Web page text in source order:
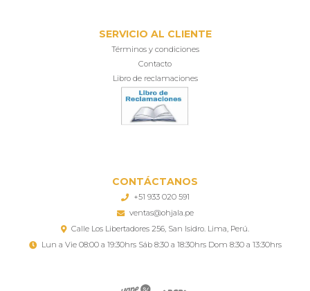
SERVICIO AL CLIENTE
Términos y condiciones
Contacto
Libro de reclamaciones
CONTÁCTANOS
+51 933 020 591
ventas@ohjala.pe
Calle Los Libertadores 256, San Isidro. Lima, Perú.
Lun a Vie 08:00 a 19:30hrs Sáb 8:30 a 18:30hrs Dom 8:30 a 13:30hrs